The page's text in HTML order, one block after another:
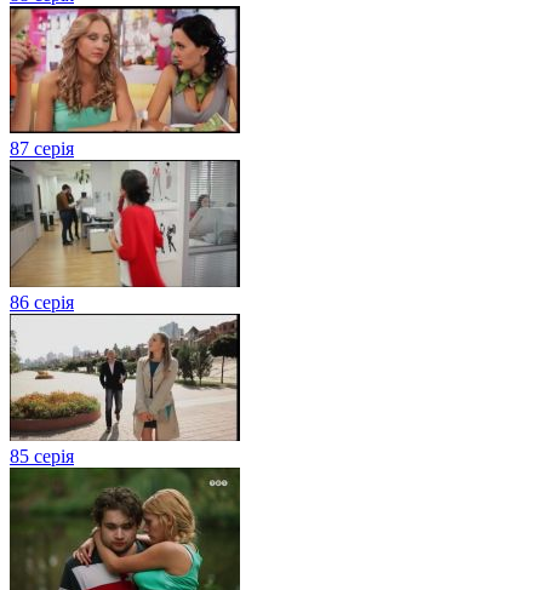
87 серія
86 серія
85 серія